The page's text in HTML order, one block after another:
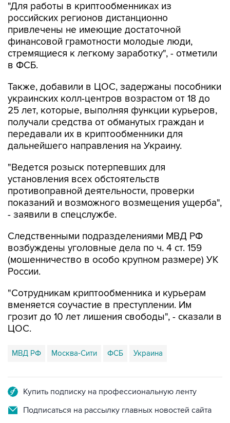
"Для работы в криптообменниках из
российских регионов дистанционно
привлечены не имеющие достаточной
финансовой грамотности молодые люди,
стремящиеся к легкому заработку", - отметили
в ФСБ.
Также, добавили в ЦОС, задержаны пособники
украинских колл-центров возрастом от 18 до
25 лет, которые, выполняя функции курьеров,
получали средства от обманутых граждан и
передавали их в криптообменники для
дальнейшего направления на Украину.
"Ведется розыск потерпевших для
установления всех обстоятельств
противоправной деятельности, проверки
показаний и возможного возмещения ущерба",
- заявили в спецслужбе.
Следственными подразделениями МВД РФ
возбуждены уголовные дела по ч. 4 ст. 159
(мошенничество в особо крупном размере) УК
России.
"Сотрудникам криптообменника и курьерам
вменяется соучастие в преступлении. Им
грозит до 10 лет лишения свободы", - сказали в
ЦОС.
МВД РФ Москва-Сити ФСБ Украина
Купить подписку на профессиональную ленту
Подписаться на рассылку главных новостей сайта